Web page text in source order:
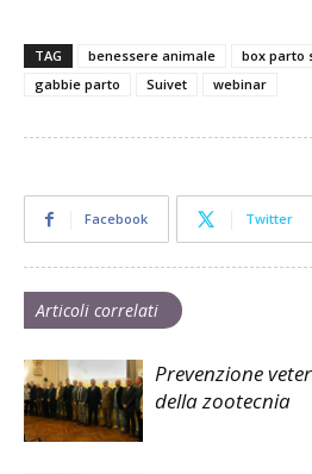
TAG benessere animale
box parto
gabbie parto
Suivet webinar
Facebook Twitter
Articoli correlati
Prevenzione
della zootecnia